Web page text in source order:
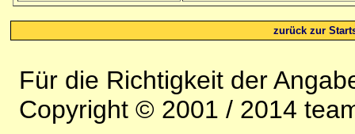
zurück zur
Für die Richtigkeit der
Copyright © 2001 / 2014